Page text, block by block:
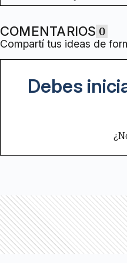
COMENTARIOS 0
Compartí tus ideas de
Debes